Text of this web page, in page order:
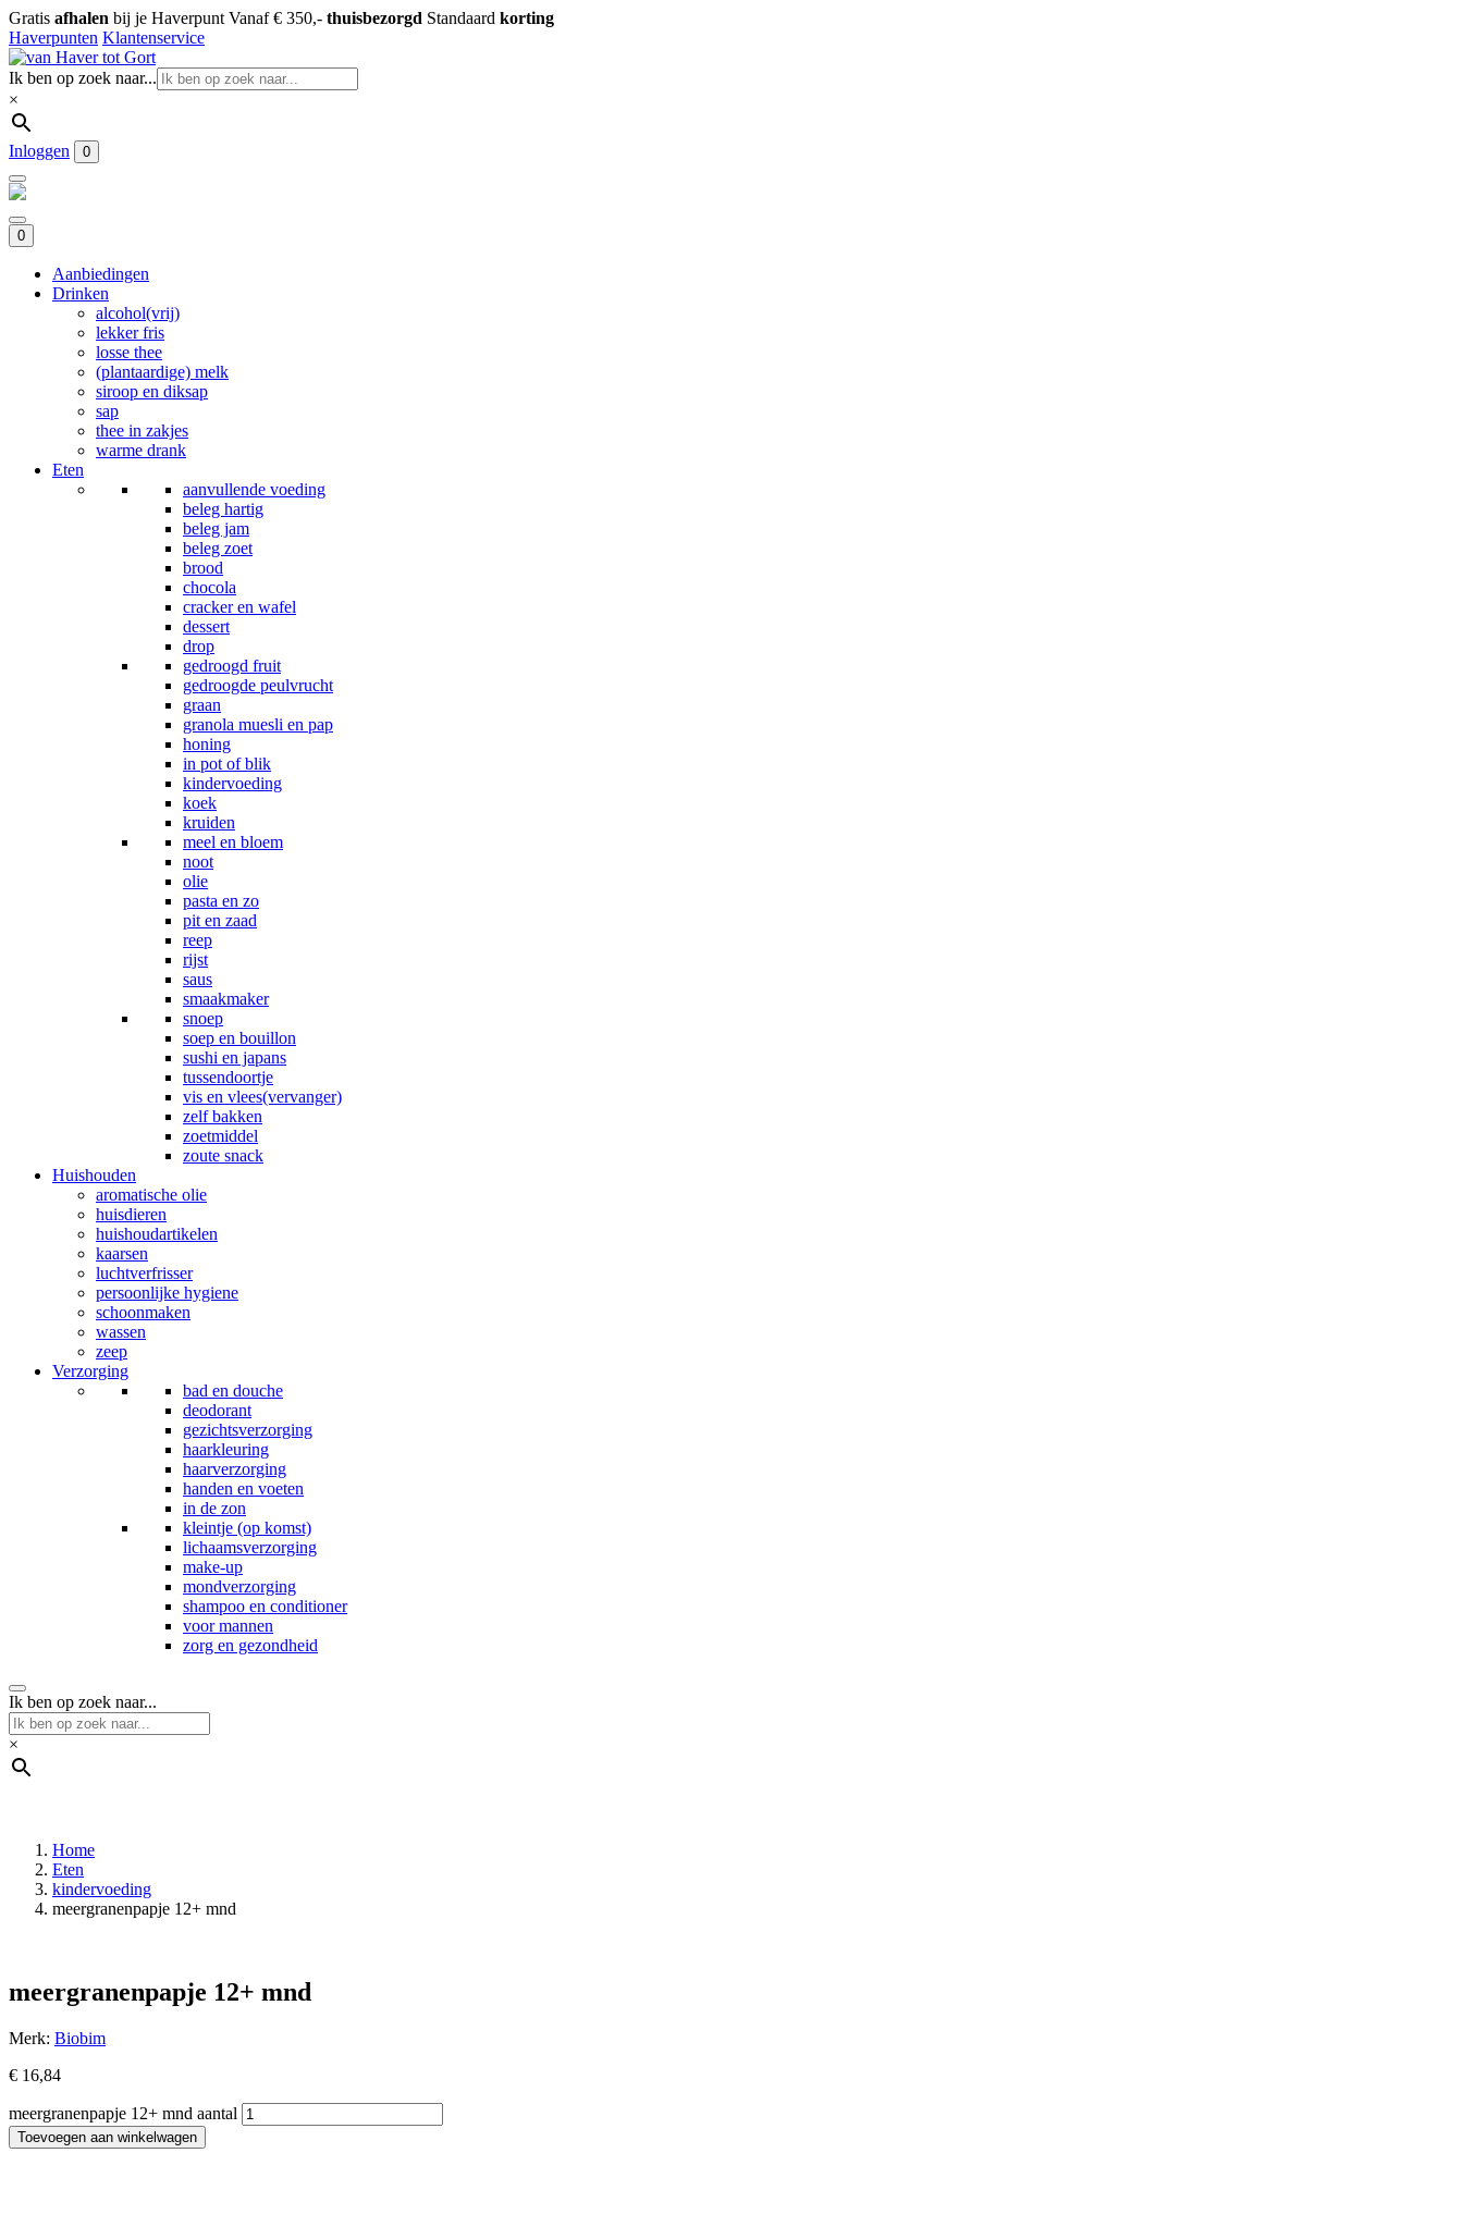
Gratis afhalen bij je Haverpunt Vanaf € 350,- thuisbezorgd Standaard korting
Haverpunten Klantenservice
Ik ben op zoek naar...
×
Inloggen 0
0
Aanbiedingen
Drinken
alcohol(vrij)
lekker fris
losse thee
(plantaardige) melk
siroop en diksap
sap
thee in zakjes
warme drank
Eten
aanvullende voeding
beleg hartig
beleg jam
beleg zoet
brood
chocola
cracker en wafel
dessert
drop
gedroogd fruit
gedroogde peulvrucht
graan
granola muesli en pap
honing
in pot of blik
kindervoeding
koek
kruiden
meel en bloem
noot
olie
pasta en zo
pit en zaad
reep
rijst
saus
smaakmaker
snoep
soep en bouillon
sushi en japans
tussendoortje
vis en vlees(vervanger)
zelf bakken
zoetmiddel
zoute snack
Huishouden
aromatische olie
huisdieren
huishoudartikelen
kaarsen
luchtverfrisser
persoonlijke hygiene
schoonmaken
wassen
zeep
Verzorging
bad en douche
deodorant
gezichtsverzorging
haarkleuring
haarverzorging
handen en voeten
in de zon
kleintje (op komst)
lichaamsverzorging
make-up
mondverzorging
shampoo en conditioner
voor mannen
zorg en gezondheid
Ik ben op zoek naar...
×
Home
Eten
kindervoeding
meergranenpapje 12+ mnd
meergranenpapje 12+ mnd
Merk: Biobim
€ 16,84
meergranenpapje 12+ mnd aantal
Toevoegen aan winkelwagen